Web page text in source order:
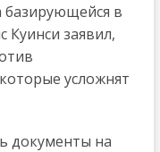
базирующейся в
заявил,
усложнят
документы на